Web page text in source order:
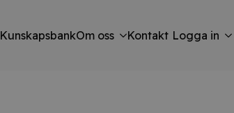
KunskapsbankOm oss Kontakt Logga in